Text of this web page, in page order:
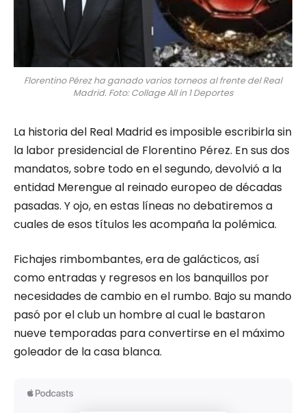
Florentino Pérez ha ganado varios torneos al frente del Real
Madrid. Foto: Collage All in 1 Deportes
La historia del Real Madrid es imposible escribirla sin
la labor presidencial de Florentino Pérez. En sus dos
mandatos, sobre todo en el segundo, devolvió a la
entidad Merengue al reinado europeo de décadas
pasadas. Y ojo, en estas líneas no debatiremos a
cuales de esos títulos les acompaña la polémica.
Fichajes rimbombantes, era de galácticos, así
como entradas y regresos en los banquillos por
necesidades de cambio en el rumbo. Bajo su mando
pasó por el club un hombre al cual le bastaron
nueve temporadas para convertirse en el máximo
goleador de la casa blanca.